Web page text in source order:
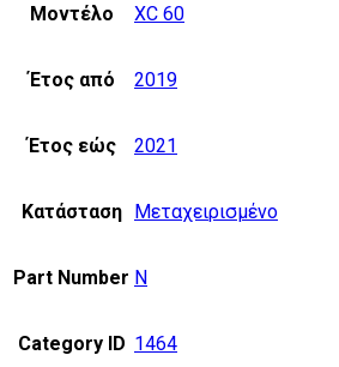
Μοντέλο XC 60
Έτος από 2019
Έτος εώς 2021
Κατάσταση Μεταχειρισμένο
Part Number N
Category ID 1464